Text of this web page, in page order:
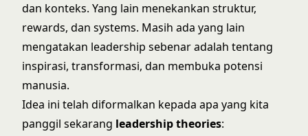
dan konteks. Yang lain menekankan struktur,
rewards, dan systems. Masih ada yang lain
mengatakan leadership sebenar adalah tentang
inspirasi, transformasi, dan membuka potensi
manusia.
Idea ini telah diformalkan kepada apa yang kita
panggil sekarang leadership theories: